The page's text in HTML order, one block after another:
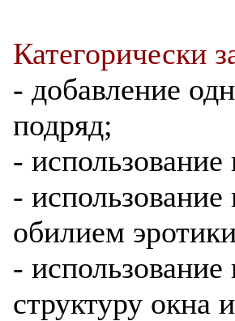
Категорически
- добавление
подряд;
-
-
обилием
-
структуру окна